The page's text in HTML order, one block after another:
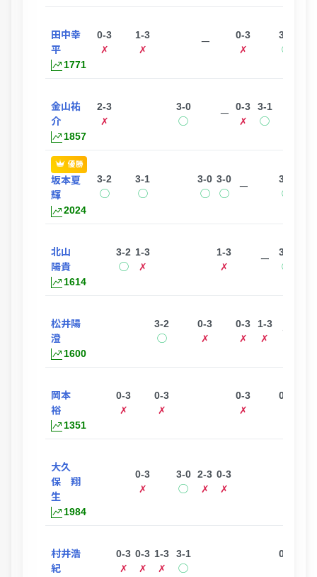
田中幸
平
1771
0-3
✗
1-3
✗
ー
0-3
✗
3-0
◯
金山祐
介
1857
2-3
✗
3-0
◯
ー
0-3
✗
3-1
◯
優勝
坂本夏
輝
2024
3-2
◯
3-1
◯
3-0
◯
3-0
◯
ー
3-0
◯
北山
陽貴
1614
3-2
◯
1-3
✗
1-3
✗
ー
3-1
◯
松井陽
澄
1600
3-2
◯
0-3
✗
0-3
✗
1-3
✗
ー
岡本
裕
1351
0-3
✗
0-3
✗
0-3
✗
0-3
大久
保 翔
生
1984
0-3
✗
3-0
◯
2-3
✗
0-3
✗
村井浩
紀
0-3
✗
0-3
✗
1-3
✗
3-1
◯
0-3